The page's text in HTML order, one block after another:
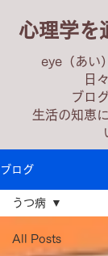
心理学を
eye（あい
日
ブロ
生活の知恵
ブログ
All Posts
うつ病